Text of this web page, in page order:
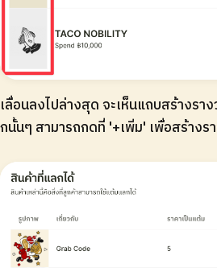
เลื่อนลงไปล่างสุด จะเห็นแถบสร้างรา
กนั้นๆ สามารถกดที่ '+เพิ่ม' เพื่อสร้างร